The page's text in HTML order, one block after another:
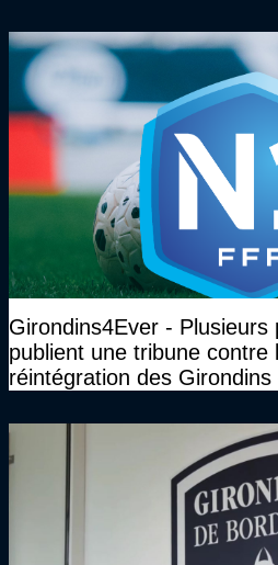
Girondins4Ever - Plusieurs
publient une tribune contre
réintégration des Girondins